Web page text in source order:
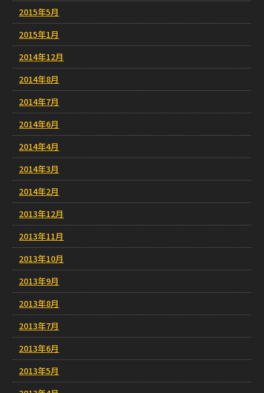
2015年5月
2015年1月
2014年12月
2014年8月
2014年7月
2014年6月
2014年4月
2014年3月
2014年2月
2013年12月
2013年11月
2013年10月
2013年9月
2013年8月
2013年7月
2013年6月
2013年5月